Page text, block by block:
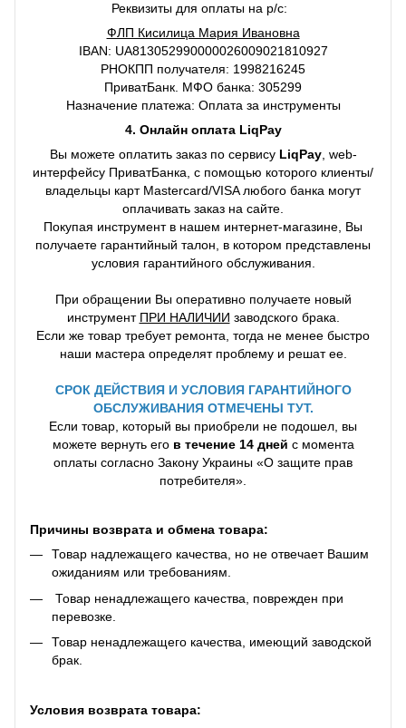
Реквизиты для оплаты на р/с:
ФЛП Кисилица Мария Ивановна
IBAN: UA813052990000026009021810927
РНОКПП получателя: 1998216245
ПриватБанк. МФО банка: 305299
Назначение платежа: Оплата за инструменты
4. Онлайн оплата LiqPay
Вы можете оплатить заказ по сервису LiqPay, web-
интерфейсу ПриватБанка, с помощью которого клиенты/
владельцы карт Mastercard/VISA любого банка могут
оплачивать заказ на сайте.
Покупая инструмент в нашем интернет-магазине, Вы
получаете гарантийный талон, в котором представлены
условия гарантийного обслуживания.
При обращении Вы оперативно получаете новый
инструмент ПРИ НАЛИЧИИ заводского брака.
Если же товар требует ремонта, тогда не менее быстро
наши мастера определят проблему и решат ее.
СРОК ДЕЙСТВИЯ И УСЛОВИЯ ГАРАНТИЙНОГО
ОБСЛУЖИВАНИЯ ОТМЕЧЕНЫ ТУТ.
Если товар, который вы приобрели не подошел, вы
можете вернуть его в течение 14 дней с момента
оплаты согласно Закону Украины «О защите прав
потребителя».
Причины возврата и обмена товара:
Товар надлежащего качества, но не отвечает Вашим
ожиданиям или требованиям.
Товар ненадлежащего качества, поврежден при
перевозке.
Товар ненадлежащего качества, имеющий заводской
брак.
Условия возврата товара: